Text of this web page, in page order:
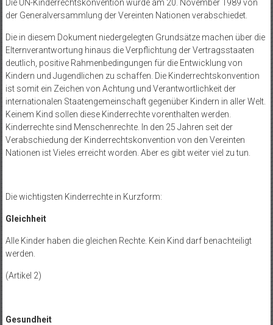
Die UN-Kinder­recht­skon­ven­tion wurde am 20. Novem­ber 1989 von
der Gen­er­alver­samm­lung der Vere­in­ten Natio­nen ver­ab­schiedet.
Die in diesem Dokument niedergelegten Grundsätze machen über die
Elternverantwortung hinaus die Verpflichtung der Vertragsstaaten
deutlich, positive Rahmenbedingungen für die Entwicklung von
Kindern und Jugendlichen zu schaffen. Die Kinderrechtskonvention
ist somit ein Zeichen von Achtung und Verantwortlichkeit der
internationalen Staatengemeinschaft gegenüber Kindern in aller Welt.
Keinem Kind sollen diese Kinderrechte vorenthalten werden.
Kinderrechte sind Menschenrechte. In den 25 Jahren seit der
Verabschiedung der Kinderrechtskonvention von den Vereinten
Nationen ist Vieles erreicht worden. Aber es gibt weiter viel zu tun.
Die wichtigsten Kinderrechte in Kurzform:
Gleichheit
Alle Kinder haben die gleichen Rechte. Kein Kind darf benachteiligt
werden.
(Artikel 2)
Gesundheit